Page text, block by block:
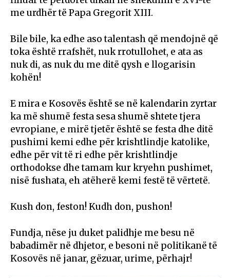
me urdhër të Papa Gregorit XIII.
Bile bile, ka edhe aso talentash që mendojnë që
toka është rrafshët, nuk rrotullohet, e ata as
nuk di, as nuk du me ditë qysh e llogarisin
kohën!
E mira e Kosovës është se në kalendarin zyrtar
ka më shumë festa sesa shumë shtete tjera
evropiane, e mirë tjetër është se festa dhe ditë
pushimi kemi edhe për krishtlindje katolike,
edhe për vit të ri edhe për krishtlindje
orthodokse dhe tamam kur kryehn pushimet,
nisë fushata, eh atëherë kemi festë të vërtetë.
Kush don, feston! Kudh don, pushon!
Fundja, nëse ju duket palidhje me besu në
babadimër në dhjetor, e besoni në politikanë të
Kosovës në janar, gëzuar, urime, përhajr!